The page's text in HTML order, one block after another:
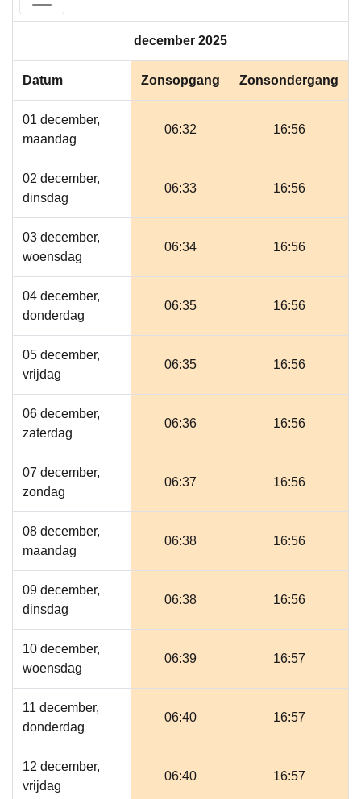
december 2025
Datum Zonsopgang Zonsondergang
01 december,
maandag
06:32 16:56
02 december,
dinsdag
06:33 16:56
03 december,
woensdag
06:34 16:56
04 december,
donderdag
06:35 16:56
05 december,
vrijdag
06:35 16:56
06 december,
zaterdag
06:36 16:56
07 december,
zondag
06:37 16:56
08 december,
maandag
06:38 16:56
09 december,
dinsdag
06:38 16:56
10 december,
woensdag
06:39 16:57
11 december,
donderdag
06:40 16:57
12 december,
vrijdag
06:40 16:57